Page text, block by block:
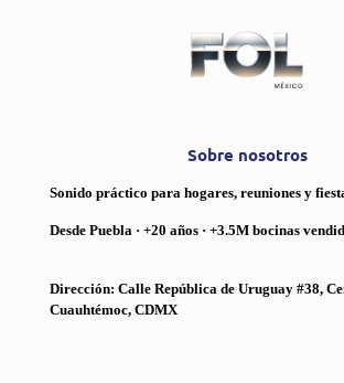
Sobre nosotros
Sonido práctico para hogares, reuniones y
Desde Puebla · +20 años · +3.5M bocinas
Dirección: Calle República de Uruguay #38,
Cuauhtémoc, CDMX